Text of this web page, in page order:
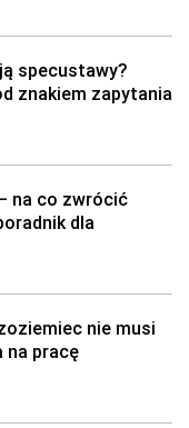
specustawy?
znakiem zapytania
na co zwrócić
dla
nie musi
na pracę